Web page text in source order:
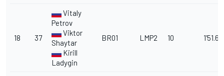
18 37
Vitaly
Petrov
Viktor
Shaytar
Kirill
Ladygin
BR01 LMP2 10